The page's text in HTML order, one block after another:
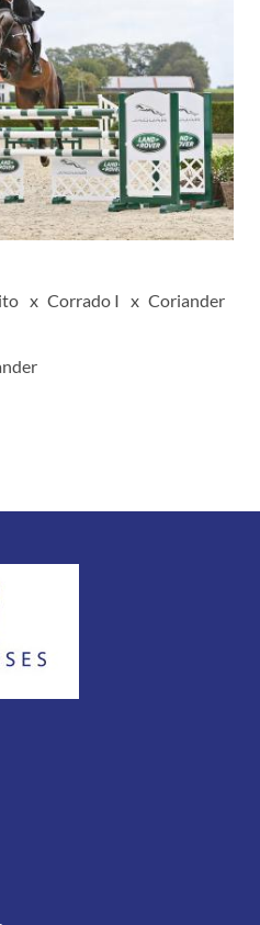
Corrado I
Coriander